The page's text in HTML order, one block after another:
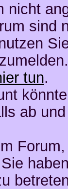
nicht
sind
tun.
ab